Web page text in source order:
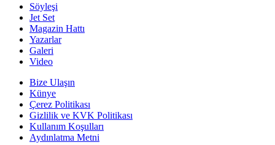
Söyleşi
Jet Set
Magazin Hattı
Yazarlar
Galeri
Video
Bize Ulaşın
Künye
Çerez Politikası
Gizlilik ve KVK Politikası
Kullanım Koşulları
Aydınlatma Metni